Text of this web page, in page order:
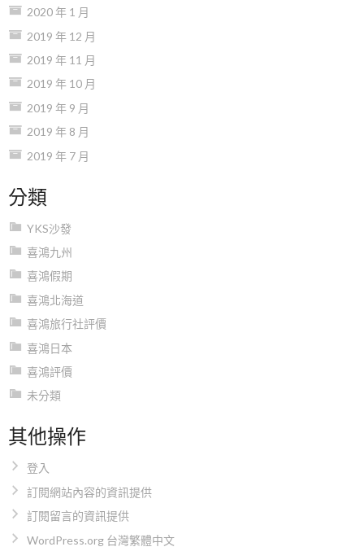
2020 年 1 月
2019 年 12 月
2019 年 11 月
2019 年 10 月
2019 年 9 月
2019 年 8 月
2019 年 7 月
分類
YKS沙發
喜鴻九州
喜鴻假期
喜鴻北海道
喜鴻旅行社評價
喜鴻日本
喜鴻評價
未分類
其他操作
登入
訂閱網站內容的資訊提供
訂閱留言的資訊提供
WordPress.org 台灣繁體中文